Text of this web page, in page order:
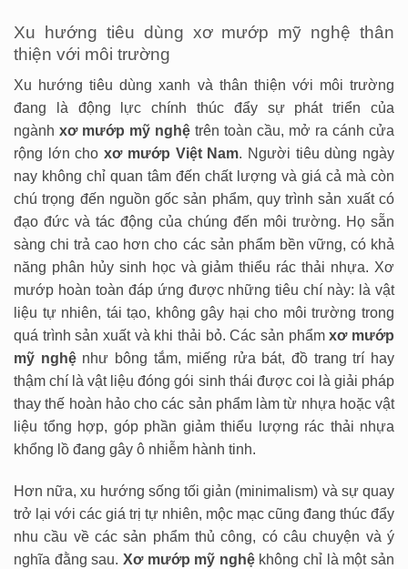
Xu hướng tiêu dùng xơ mướp mỹ nghệ thân
thiện với môi trường
Xu hướng tiêu dùng xanh và thân thiện với môi trường
đang là động lực chính thúc đẩy sự phát triển của
ngành xơ mướp mỹ nghệ trên toàn cầu, mở ra cánh cửa
rộng lớn choxơ mướp Việt Nam. Người tiêu dùng ngày
nay không chỉ quan tâm đến chất lượng và giá cả mà còn
chú trọng đến nguồn gốc sản phẩm, quy trình sản xuất có
đạo đức và tác động của chúng đến môi trường. Họ sẵn
sàng chi trả cao hơn cho các sản phẩm bền vững, có khả
năng phân hủy sinh học và giảm thiểu rác thải nhựa. Xơ
mướp hoàn toàn đáp ứng được những tiêu chí này: là vật
liệu tự nhiên, tái tạo, không gây hại cho môi trường trong
quá trình sản xuất và khi thải bỏ. Các sản phẩmxơ mướp
mỹ nghệnhư bông tắm, miếng rửa bát, đồ trang trí hay
thậm chí là vật liệu đóng gói sinh thái được coi là giải pháp
thay thế hoàn hảo cho các sản phẩm làm từ nhựa hoặc vật
liệu tổng hợp, góp phần giảm thiểu lượng rác thải nhựa
khổng lồ đang gây ô nhiễm hành tinh.
Hơn nữa, xu hướng sống tối giản (minimalism) và sự quay
trở lại với các giá trị tự nhiên, mộc mạc cũng đang thúc đẩy
nhu cầu về các sản phẩm thủ công, có câu chuyện và ý
nghĩa đằng sau. Xơ mướp mỹ nghệkhông chỉ là một sản